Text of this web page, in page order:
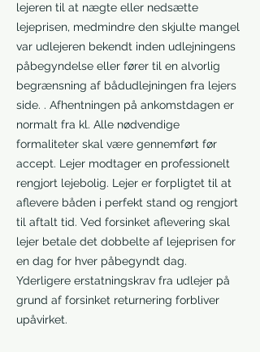
lejeren til at nægte eller nedsætte
lejeprisen, medmindre den skjulte mangel
var udlejeren bekendt inden udlejningens
påbegyndelse eller fører til en alvorlig
begrænsning af bådudlejningen fra lejers
side. . Afhentningen på ankomstdagen er
normalt fra kl. Alle nødvendige
formaliteter skal være gennemført før
accept. Lejer modtager en professionelt
rengjort lejebolig. Lejer er forpligtet til at
aflevere båden i perfekt stand og rengjort
til aftalt tid. Ved forsinket aflevering skal
lejer betale det dobbelte af lejeprisen for
en dag for hver påbegyndt dag.
Yderligere erstatningskrav fra udlejer på
grund af forsinket returnering forbliver
upåvirket.